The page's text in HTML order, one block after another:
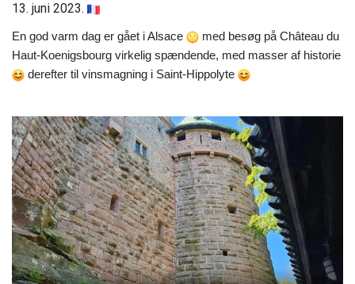
13. juni 2023.
En god varm dag er gået i Alsace
med besøg på Château du
Haut-Koenigsbourg virkelig spændende, med masser af historie
derefter til vinsmagning i Saint-Hippolyte